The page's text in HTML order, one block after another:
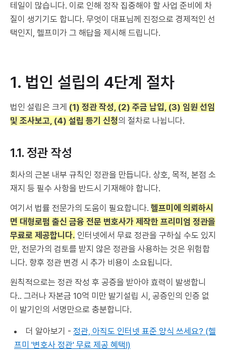
테일이 많습니다. 이로 인해 정작 집중해야 할 사업 준비에 차
질이 생기기도 합니다. 무엇이 대표님께 진정으로 경제적인 선
택인지, 헬프미가 그 해답을 제시해 드립니다.
1. 법인 설립의 4단계 절차
법인 설립은 크게 (1) 정관 작성, (2) 주금 납입, (3) 임원 선임
및 조사보고, (4) 설립 등기 신청의 절차로 나뉩니다.
1.1. 정관 작성
회사의 근본 내부 규칙인 정관을 만듭니다. 상호, 목적, 본점 소
재지 등 필수 사항을 반드시 기재해야 합니다.
여기서 법률 전문가의 도움이 필요합니다. 헬프미에 의뢰하시
면 대형로펌 출신 금융 전문 변호사가 제작한 프리미엄 정관을
무료로 제공합니다. 인터넷에서 무료 정관을 구하실 수도 있지
만, 전문가의 검토를 받지 않은 정관을 사용하는 것은 위험합
니다. 향후 정관 변경 시 추가 비용이 소요됩니다.
원칙적으로는 정관 작성 후 공증을 받아야 효력이 발생합니
다.. 그러나 자본금 10억 미만 발기설립 시, 공증인의 인증 없
이 발기인의 서명만으로 충분합니다.
더 알아보기 - 정관, 아직도 인터넷 표준 양식 쓰세요? (헬
프미 '변호사 정관' 무료 제공 혜택!)